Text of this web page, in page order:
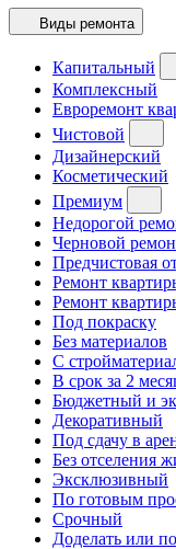
Виды ремонта
Капитальный
Комплексный
Евроремонт
Чистовой
Дизайнерский
Косметический
Премиум
Недорогой
Черновой
Предчистовая
Ремонт
Ремонт
Под покраску
Без материалов
С
В срок за 2
Бюджетный и
Декоративный
Под сдачу в
Без отселения
Эксклюзивный
По готовым
Срочный
Доделать или